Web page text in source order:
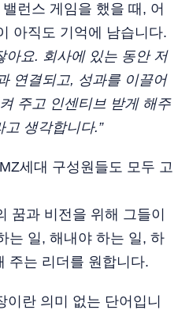
런스 게임을 했을 때, 어
아직도 기억에 남습니다.
아요. 회사에 있는 동안 저
연결되고, 성과를 이끌어
주고 인센티브 받게 해주
생각합니다.”
세대 구성원들도 모두 고
꿈과 비전을 위해 그들이
는 일, 해내야 하는 일, 하
주는 리더를 원합니다.
란 의미 없는 단어입니